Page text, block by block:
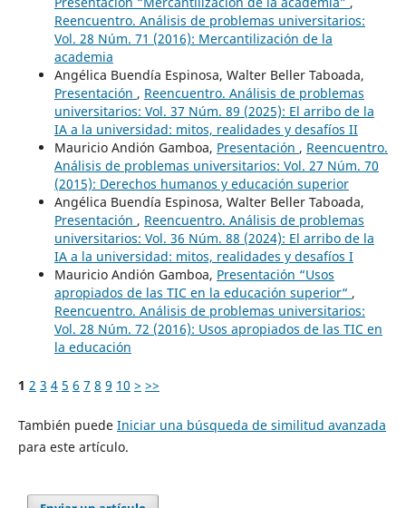
Reencuentro. Análisis de problemas universitarios:
Vol. 28 Núm. 71 (2016): Mercantilización de la
academia
Angélica Buendía Espinosa, Walter Beller Taboada,
Presentación , Reencuentro. Análisis de problemas
universitarios: Vol. 37 Núm. 89 (2025): El arribo de la
IA a la universidad: mitos, realidades y desafíos II
Mauricio Andión Gamboa, Presentación , Reencuentro.
Análisis de problemas universitarios: Vol. 27 Núm. 70
(2015): Derechos humanos y educación superior
Angélica Buendía Espinosa, Walter Beller Taboada,
Presentación , Reencuentro. Análisis de problemas
universitarios: Vol. 36 Núm. 88 (2024): El arribo de la
IA a la universidad: mitos, realidades y desafíos I
Mauricio Andión Gamboa, Presentación “Usos
apropiados de las TIC en la educación superior“ ,
Reencuentro. Análisis de problemas universitarios:
Vol. 28 Núm. 72 (2016): Usos apropiados de las TIC en
la educación
1 2 3 4 5 6 7 8 9 10 > >>
También puede Iniciar una búsqueda de similitud avanzada
para este artículo.